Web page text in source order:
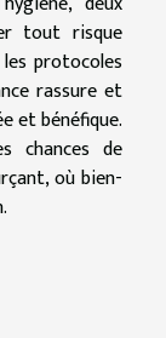
tout risque
protocoles
rassure et
et bénéfique.
chances de
où bien-